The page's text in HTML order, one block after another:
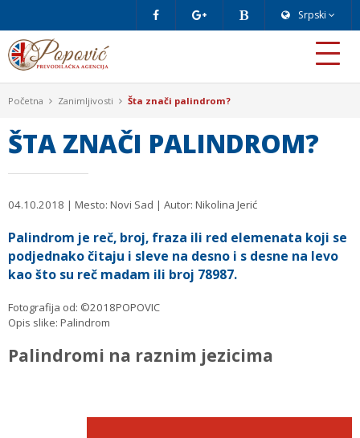
Srpski
Početna Zanimljivosti Šta znači palindrom?
ŠTA ZNAČI PALINDROM?
04.10.2018 | Mesto: Novi Sad | Autor: Nikolina Jerić
Palindrom je reč, broj, fraza ili red elemenata koji se
podjednako čitaju i sleve na desno i s desne na levo
kao što su reč madam ili broj 78987.
Fotografija od: ©2018POPOVIC
Opis slike: Palindrom
Palindromi na raznim jezicima